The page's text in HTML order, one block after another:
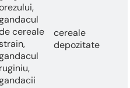
cereale
ruginiu,
cereale
depozitate